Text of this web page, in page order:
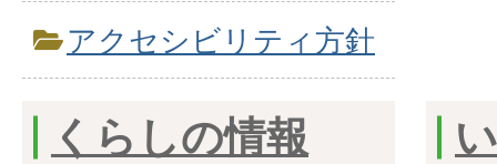
アクセシビリティ方針
くらしの情報